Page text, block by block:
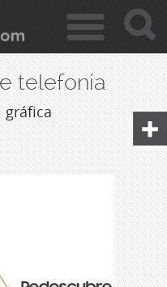
telefonía
gráfica